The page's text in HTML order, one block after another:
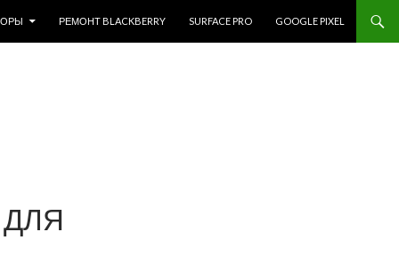
РЕМОНТ BLACKBERRY SURFACE PRO GOOGLE PIXEL
ДЛЯ